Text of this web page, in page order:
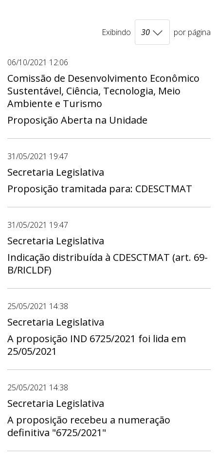
Exibindo por página
06/10/2021 12:06
Comissão de Desenvolvimento Econômico
Sustentável, Ciência, Tecnologia, Meio
Ambiente e Turismo
Proposição Aberta na Unidade
31/05/2021 19:47
Secretaria Legislativa
Proposição tramitada para: CDESCTMAT
31/05/2021 19:47
Secretaria Legislativa
Indicação distribuída à CDESCTMAT (art. 69-
B/RICLDF)
25/05/2021 14:38
Secretaria Legislativa
A proposição IND 6725/2021 foi lida em
25/05/2021
25/05/2021 14:38
Secretaria Legislativa
A proposição recebeu a numeração
definitiva "6725/2021"